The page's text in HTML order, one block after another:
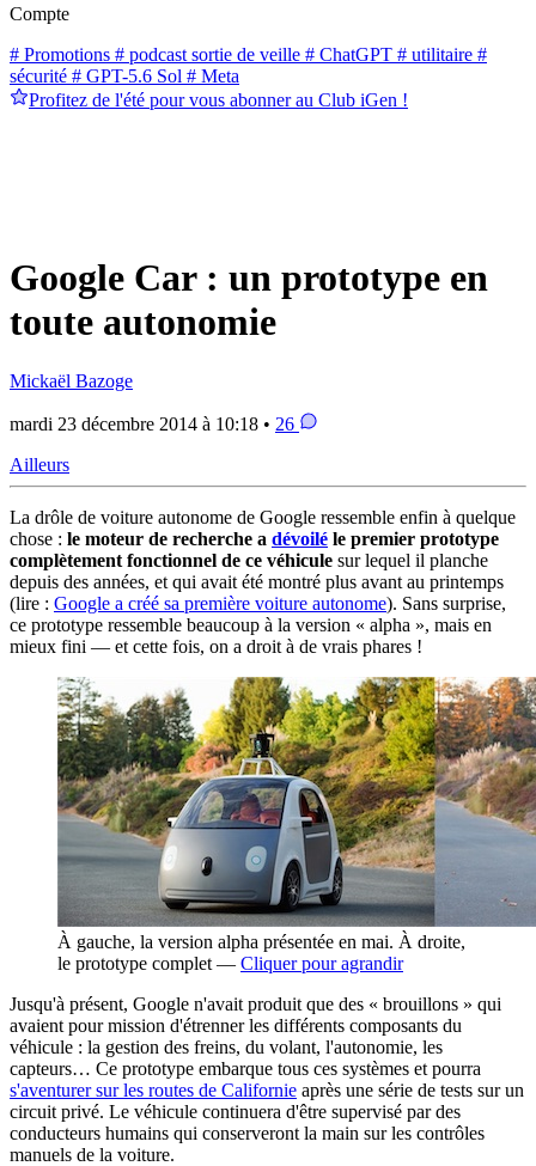
Compte
# Promotions # podcast sortie de veille # ChatGPT # utilitaire #
sécurité # GPT-5.6 Sol # Meta
Profitez de l'été pour vous abonner au Club iGen !
Google Car : un prototype en
toute autonomie
Mickaël Bazoge
mardi 23 décembre 2014 à 10:18 • 26
Ailleurs
La drôle de voiture autonome de Google ressemble enfin à quelque
chose : le moteur de recherche a dévoilé le premier prototype
complètement fonctionnel de ce véhicule sur lequel il planche
depuis des années, et qui avait été montré plus avant au printemps
(lire : Google a créé sa première voiture autonome). Sans surprise,
ce prototype ressemble beaucoup à la version « alpha », mais en
mieux fini — et cette fois, on a droit à de vrais phares !
À gauche, la version alpha présentée en mai. À droite,
le prototype complet — Cliquer pour agrandir
Jusqu'à présent, Google n'avait produit que des « brouillons » qui
avaient pour mission d'étrenner les différents composants du
véhicule : la gestion des freins, du volant, l'autonomie, les
capteurs… Ce prototype embarque tous ces systèmes et pourra
s'aventurer sur les routes de Californie après une série de tests sur un
circuit privé. Le véhicule continuera d'être supervisé par des
conducteurs humains qui conserveront la main sur les contrôles
manuels de la voiture.